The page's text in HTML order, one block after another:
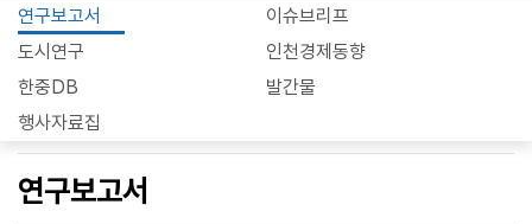
연구보고서
이슈브리프
도시연구
인천경제동향
한중DB
발간물
행사자료집
연구보고서